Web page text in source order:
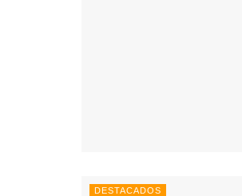
DESTACADOS